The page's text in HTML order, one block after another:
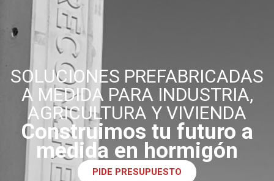
SOLUCIONES PREFABRICADAS
A MEDIDA PARA INDUSTRIA,
AGRICULTURA Y VIVIENDA
Construimos tu futuro a
medida en hormigón
PIDE PRESUPUESTO